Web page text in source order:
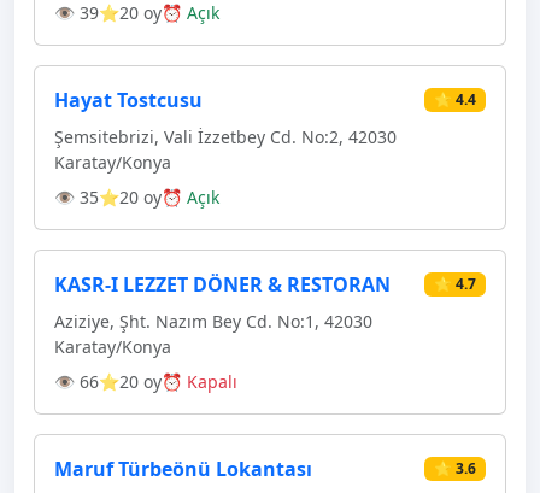
👁 39⭐20 oy⏰ Açık
Hayat Tostcusu ⭐ 4.4
Şemsitebrizi, Vali İzzetbey Cd. No:2, 42030
Karatay/Konya
👁 35⭐20 oy⏰ Açık
KASR-I LEZZET DÖNER & RESTORAN ⭐ 4.7
Aziziye, Şht. Nazım Bey Cd. No:1, 42030
Karatay/Konya
👁 66⭐20 oy⏰ Kapalı
Maruf Türbeönü Lokantası ⭐ 3.6